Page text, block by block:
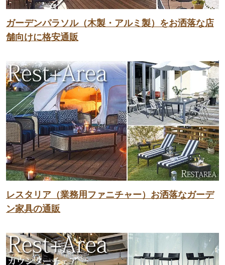
ガーデンパラソル（木製・アルミ製）をお洒落な店
舗向けに格安通販
レスタリア（業務用ファニチャー）お洒落なガーデ
ン家具の通販